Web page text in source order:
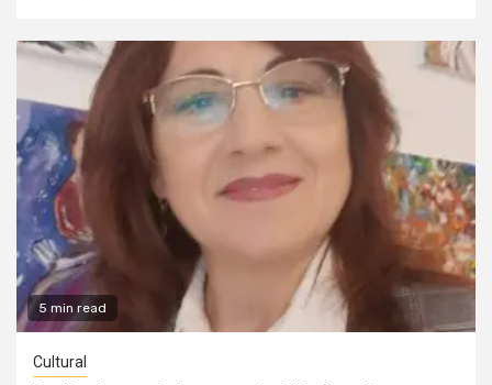
5 min read
Cultural